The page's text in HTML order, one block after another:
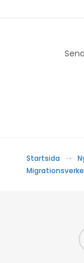
Startsida